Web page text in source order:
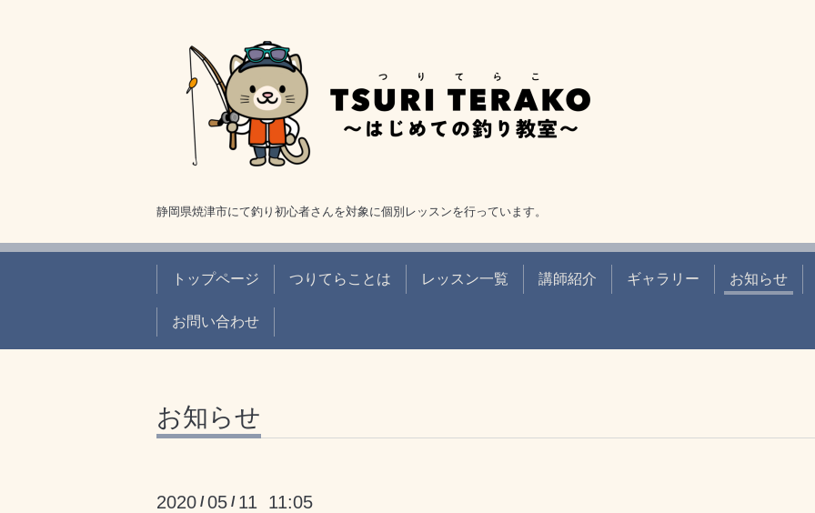
静岡県焼津市にて釣り初心者さんを対象に個別レッスンを行っています。
トップページ つりてらことは レッスン一覧 講師紹介 ギャラリー お知らせ
お問い合わせ
お知らせ
2020 /05 / 11 11:05